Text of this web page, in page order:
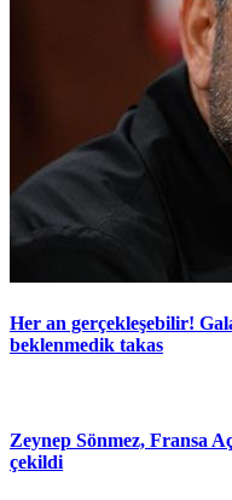
Her an gerçekleşebilir!
beklenmedik takas
Zeynep Sönmez, Fransa
çekildi